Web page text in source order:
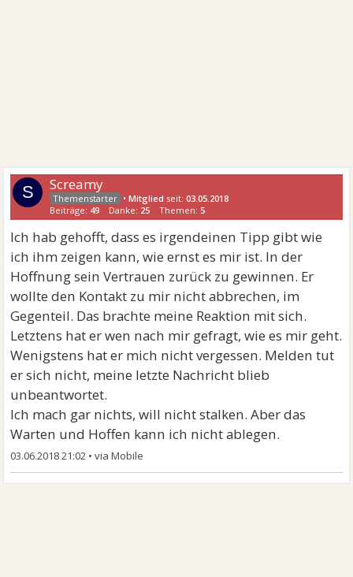
S Screamy
•Mitglied seit:03.05.2018
Beiträge: 49 Danke: 25 Themen:5
Ich hab gehofft, dass es irgendeinen Tipp gibt wie
ich ihm zeigen kann, wie ernst es mir ist. In der
Hoffnung sein Vertrauen zurück zu gewinnen. Er
wollte den Kontakt zu mir nicht abbrechen, im
Gegenteil. Das brachte meine Reaktion mit sich.
Letztens hat er wen nach mir gefragt, wie es mir geht.
Wenigstens hat er mich nicht vergessen. Melden tut
er sich nicht, meine letzte Nachricht blieb
unbeantwortet.
Ich mach gar nichts, will nicht stalken. Aber das
Warten und Hoffen kann ich nicht ablegen.
03.06.2018 21:02 •